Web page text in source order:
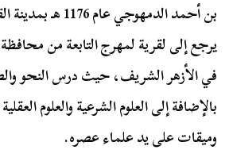
بن أحمد الدمهوجي
يرجع إلى لقرية لمهرج التابعة من محافظة
في الأزهر الشريف، حيث درس النحو
بالإضافة إلى العلوم الشرعية والعلوم
وميقات على يد علماء عصره.